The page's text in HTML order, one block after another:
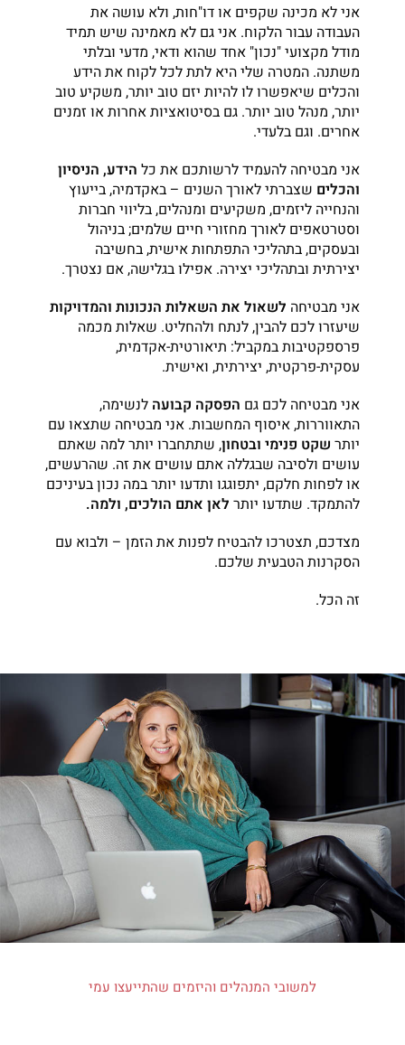
אני לא מכינה שקפים או דו"חות, ולא עושה את
העבודה עבור הלקוח. אני גם לא מאמינה שיש תמיד
מודל מקצועי "נכון" אחד שהוא ודאי, מדעי ובלתי
משתנה. המטרה שלי היא לתת לכל לקוח את הידע
והכלים שיאפשרו לו להיות יזם טוב יותר, משקיע טוב
יותר, מנהל טוב יותר. גם בסיטואציות אחרות או זמנים
אחרים. וגם בלעדי.
אני מבטיחה להעמיד לרשותכם את כל הידע, הניסיון
והכלים שצברתי לאורך השנים – באקדמיה, בייעוץ
והנחייה ליזמים, משקיעים ומנהלים, בליווי חברות
וסטרטאפים לאורך מחזורי חיים שלמים; בניהול
ובעסקים, בתהליכי התפתחות אישית, בחשיבה
יצירתית ובתהליכי יצירה. אפילו בגלישה, אם נצטרך.
אני מבטיחה לשאול את השאלות הנכונות והמדויקות
שיעזרו לכם להבין, לנתח ולהחליט. שאלות מכמה
פרספקטיבות במקביל: תיאורטית-אקדמית,
עסקית-פרקטית, יצירתית, ואישית.
אני מבטיחה לכם גם הפסקה קבועה לנשימה,
התאווררות, איסוף המחשבות. אני מבטיחה שתצאו עם
יותר שקט פנימי ובטחון, שתתחברו יותר למה שאתם
עושים ולסיבה שבגללה אתם עושים את זה. שהרעשים,
או לפחות חלקם, יתפוגגו ותדעו יותר במה נכון בעיניכם
להתמקד. שתדעו יותר לאן אתם הולכים, ולמה.
מצדכם, תצטרכו להבטיח לפנות את הזמן – ולבוא עם
הסקרנות הטבעית שלכם.
זה הכל.
למשובי המנהלים והיזמים שהתייעצו עמי